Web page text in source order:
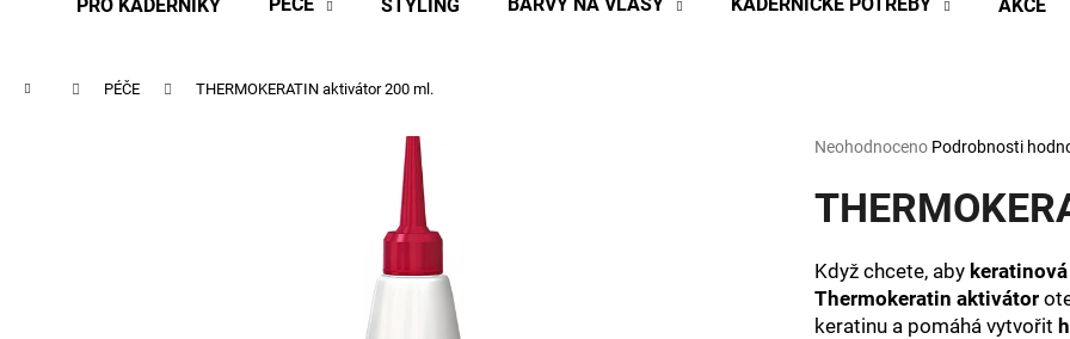
PRO KADEŘNÍKY STYLING AKCE
Domů PÉČE THERMOKERATIN aktivátor 200 ml.
Průměrné
produktu
5
hvězdiček.
Neohodnoceno Podrobnosti
Když chcete, aby
Thermokeratin aktivátor
keratinu a pomáhá vytvořit